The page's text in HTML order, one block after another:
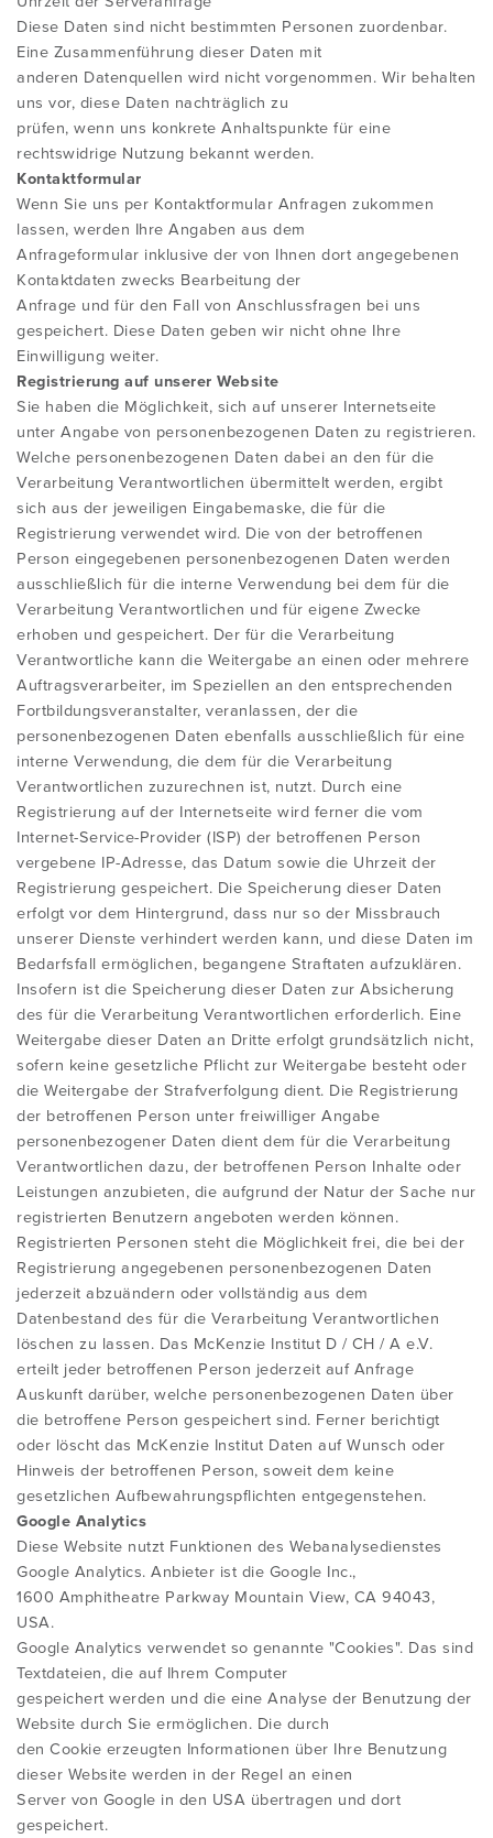
Diese Daten sind nicht bestimmten Personen zuordenbar.
Eine Zusammenführung dieser Daten mit
anderen Datenquellen wird nicht vorgenommen. Wir behalten
uns vor, diese Daten nachträglich zu
prüfen, wenn uns konkrete Anhaltspunkte für eine
rechtswidrige Nutzung bekannt werden.
Kontaktformular
Wenn Sie uns per Kontaktformular Anfragen zukommen
lassen, werden Ihre Angaben aus dem
Anfrageformular inklusive der von Ihnen dort angegebenen
Kontaktdaten zwecks Bearbeitung der
Anfrage und für den Fall von Anschlussfragen bei uns
gespeichert. Diese Daten geben wir nicht ohne Ihre
Einwilligung weiter.
Registrierung auf unserer Website
Sie haben die Möglichkeit, sich auf unserer Internetseite
unter Angabe von personenbezogenen Daten zu registrieren.
Welche personenbezogenen Daten dabei an den für die
Verarbeitung Verantwortlichen übermittelt werden, ergibt
sich aus der jeweiligen Eingabemaske, die für die
Registrierung verwendet wird. Die von der betroffenen
Person eingegebenen personenbezogenen Daten werden
ausschließlich für die interne Verwendung bei dem für die
Verarbeitung Verantwortlichen und für eigene Zwecke
erhoben und gespeichert. Der für die Verarbeitung
Verantwortliche kann die Weitergabe an einen oder mehrere
Auftragsverarbeiter, im Speziellen an den entsprechenden
Fortbildungsveranstalter, veranlassen, der die
personenbezogenen Daten ebenfalls ausschließlich für eine
interne Verwendung, die dem für die Verarbeitung
Verantwortlichen zuzurechnen ist, nutzt. Durch eine
Registrierung auf der Internetseite wird ferner die vom
Internet-Service-Provider (ISP) der betroffenen Person
vergebene IP-Adresse, das Datum sowie die Uhrzeit der
Registrierung gespeichert. Die Speicherung dieser Daten
erfolgt vor dem Hintergrund, dass nur so der Missbrauch
unserer Dienste verhindert werden kann, und diese Daten im
Bedarfsfall ermöglichen, begangene Straftaten aufzuklären.
Insofern ist die Speicherung dieser Daten zur Absicherung
des für die Verarbeitung Verantwortlichen erforderlich. Eine
Weitergabe dieser Daten an Dritte erfolgt grundsätzlich nicht,
sofern keine gesetzliche Pflicht zur Weitergabe besteht oder
die Weitergabe der Strafverfolgung dient. Die Registrierung
der betroffenen Person unter freiwilliger Angabe
personenbezogener Daten dient dem für die Verarbeitung
Verantwortlichen dazu, der betroffenen Person Inhalte oder
Leistungen anzubieten, die aufgrund der Natur der Sache nur
registrierten Benutzern angeboten werden können.
Registrierten Personen steht die Möglichkeit frei, die bei der
Registrierung angegebenen personenbezogenen Daten
jederzeit abzuändern oder vollständig aus dem
Datenbestand des für die Verarbeitung Verantwortlichen
löschen zu lassen. Das McKenzie Institut D / CH / A e.V.
erteilt jeder betroffenen Person jederzeit auf Anfrage
Auskunft darüber, welche personenbezogenen Daten über
die betroffene Person gespeichert sind. Ferner berichtigt
oder löscht das McKenzie Institut Daten auf Wunsch oder
Hinweis der betroffenen Person, soweit dem keine
gesetzlichen Aufbewahrungspflichten entgegenstehen.
Google Analytics
Diese Website nutzt Funktionen des Webanalysedienstes
Google Analytics. Anbieter ist die Google Inc.,
1600 Amphitheatre Parkway Mountain View, CA 94043,
USA.
Google Analytics verwendet so genannte "Cookies". Das sind
Textdateien, die auf Ihrem Computer
gespeichert werden und die eine Analyse der Benutzung der
Website durch Sie ermöglichen. Die durch
den Cookie erzeugten Informationen über Ihre Benutzung
dieser Website werden in der Regel an einen
Server von Google in den USA übertragen und dort
gespeichert.